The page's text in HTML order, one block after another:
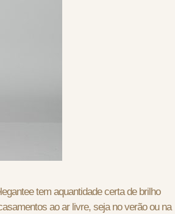
tem aquantidade certa de brilho
ao ar livre, seja no verão ou na